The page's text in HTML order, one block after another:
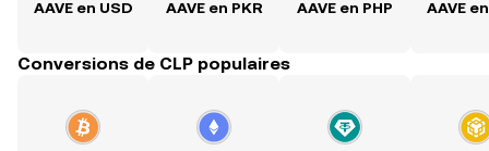
AAVE en USD AAVE en PKR AAVE en PHP AAVE
Conversions de CLP populaires